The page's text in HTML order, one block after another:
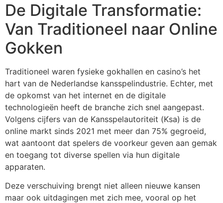
De Digitale Transformatie:
Van Traditioneel naar Online
Gokken
Traditioneel waren fysieke gokhallen en casino’s het
hart van de Nederlandse kansspelindustrie. Echter, met
de opkomst van het internet en de digitale
technologieën heeft de branche zich snel aangepast.
Volgens cijfers van de Kansspelautoriteit (Ksa) is de
online markt sinds 2021 met meer dan 75% gegroeid,
wat aantoont dat spelers de voorkeur geven aan gemak
en toegang tot diverse spellen via hun digitale
apparaten.
Deze verschuiving brengt niet alleen nieuwe kansen
maar ook uitdagingen met zich mee, vooral op het